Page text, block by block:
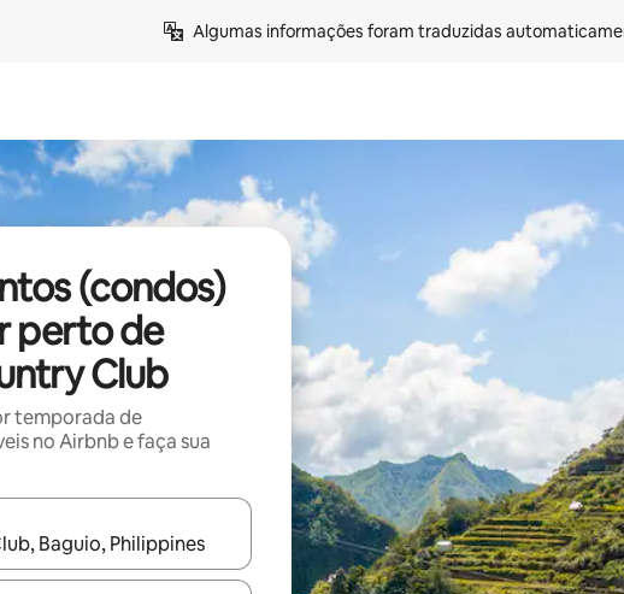
Algumas informações foram traduzidas
(condos)
perto de
Club
temporada de
no Airbnb e faça sua
estiverem disponíveis, explore-os usando as seta para cima e para baixo do